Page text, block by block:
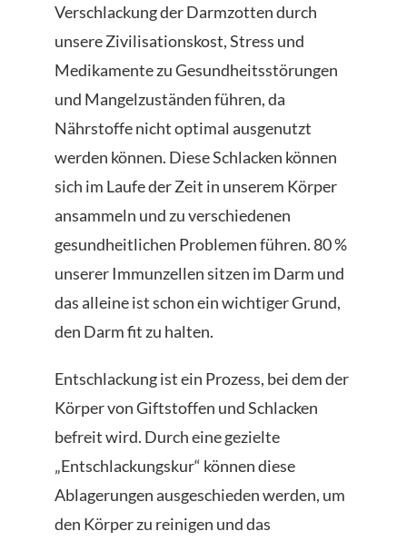
Verschlackung der Darmzotten durch
unsere Zivilisationskost, Stress und
Medikamente zu Gesundheitsstörungen
und Mangelzuständen führen, da
Nährstoffe nicht optimal ausgenutzt
werden können. Diese Schlacken können
sich im Laufe der Zeit in unserem Körper
ansammeln und zu verschiedenen
gesundheitlichen Problemen führen. 80 %
unserer Immunzellen sitzen im Darm und
das alleine ist schon ein wichtiger Grund,
den Darm fit zu halten.
Entschlackung ist ein Prozess, bei dem der
Körper von Giftstoffen und Schlacken
befreit wird. Durch eine gezielte
„Entschlackungskur“ können diese
Ablagerungen ausgeschieden werden, um
den Körper zu reinigen und das